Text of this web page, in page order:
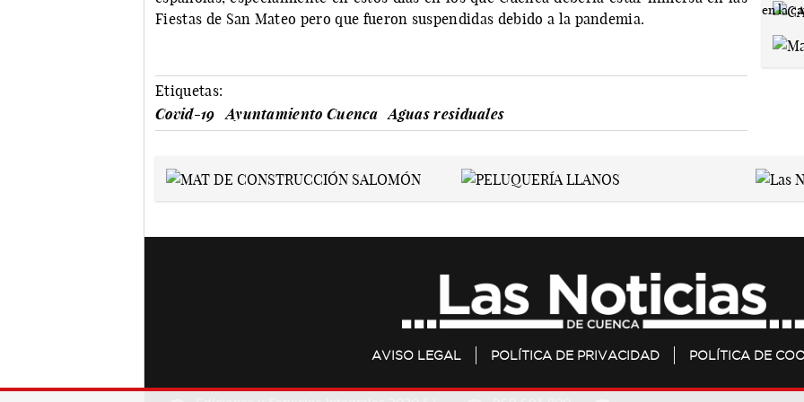
Fiestas de San Mateo pero que fueron suspendidas debido a la pandemia.
Etiquetas:
Covid-19
Ayuntamiento Cuenca Aguas residuales
AVISO LEGAL POLÍTICA DE PRIVACIDAD POLÍTICA DE